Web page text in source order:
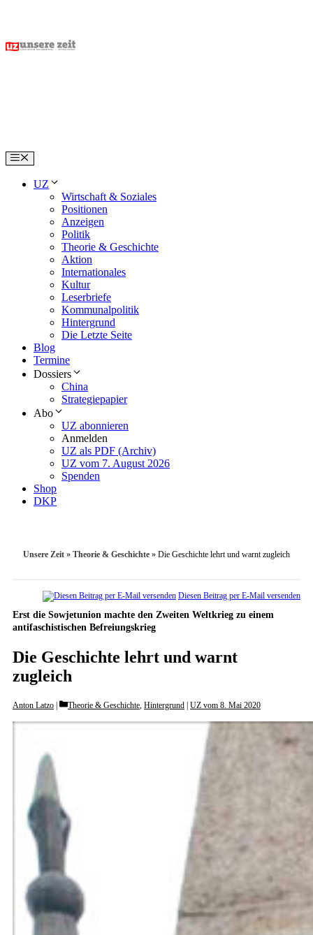
content
Menu
UZ
Wirtschaft & Soziales
Positionen
Anzeigen
Politik
Theorie & Geschichte
Aktion
Internationales
Kultur
Leserbriefe
Kommunalpolitik
Hintergrund
Die Letzte Seite
Blog
Termine
Dossiers
China
Strategiepapier
Abo
UZ abonnieren
Anmelden
UZ als PDF (Archiv)
UZ vom 7. August 2026
Spenden
Shop
DKP
Unsere Zeit » Theorie & Geschichte » Die Geschichte lehrt und warnt zugleich
Diesen Beitrag per E-Mail versenden
Erst die Sowjetunion machte den Zweiten Weltkrieg zu einem
antifaschistischen Befreiungskrieg
Die Geschichte lehrt und warnt
zugleich
Anton Latzo Categories
Theorie & Geschichte, Hintergrund UZ vom 8. Mai 2020